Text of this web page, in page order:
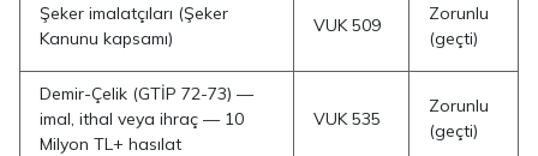
Şeker imalatçıları (Şeker
Kanunu kapsamı)
VUK 509
Zorunlu
(geçti)
Demir-Çelik (GTİP 72-73) —
imal, ithal veya ihraç — 10
Milyon TL+ hasılat
VUK 535
Zorunlu
(geçti)